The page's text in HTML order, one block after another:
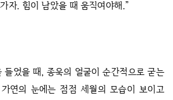
자. 힘이 남았을 때 움직여야해.”
들었을 때, 종욱의 얼굴이 순간적으로 굳는
연의 눈에는 점점 세월의 모습이 보이고